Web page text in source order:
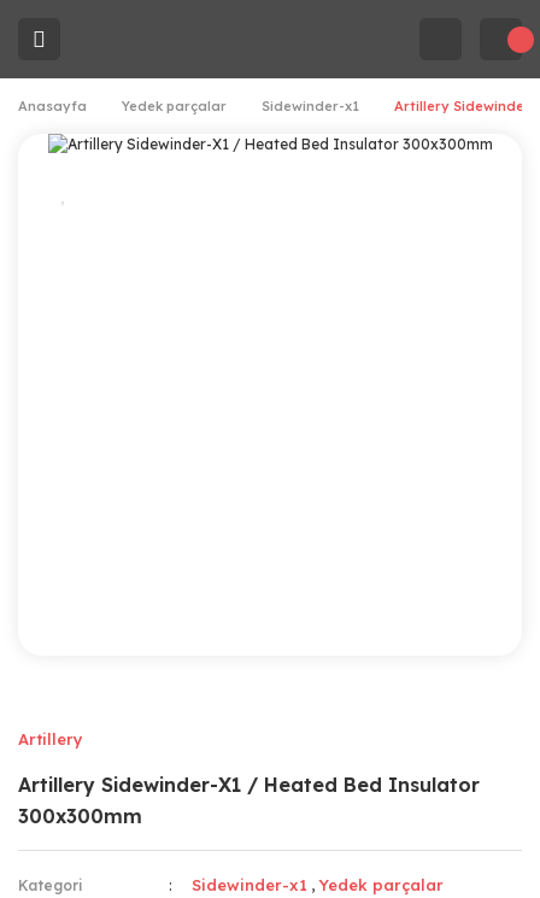
Anasayfa Yedek parçalar Sidewinder-x1 Artillery
Artillery
Artillery Sidewinder-X1 / Heated Bed Insulator
300x300mm
Kategori Sidewinder-x1 ,Yedek parçalar